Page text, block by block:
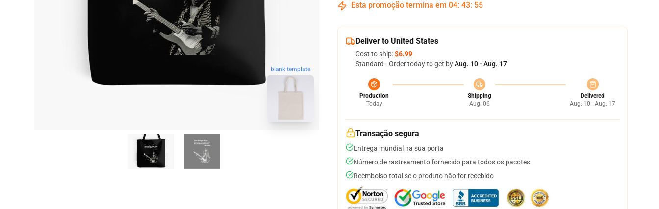
blank template
Esta promoção termina em 04: 43: 54
Deliver to United States
Cost to ship:$6.99
Standard - Order today to get byAug. 10 - Aug. 17
Production
Today
Shipping
Aug. 06
Delivered
Aug. 10 - Aug. 17
Transação segura
Entrega mundial na sua porta
Número de rastreamento fornecido para todos os pacotes
Reembolso total se o produto não for recebido